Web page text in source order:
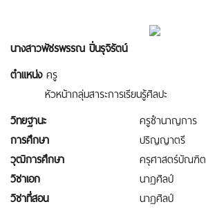
นางสาวพัชรพรรณ ปิ่นรุจิรัตน์
ตำแหน่งครู
หัวหน้ากลุ่มสาระการเรียนรู้ศิลปะ
วิทยฐานะ
ครูชำนาญการ
การศึกษา
ปริญญาตรี
วุฒิการศึกษา
ครุศาสตร์บัณฑิต
วิชาเอก
นาฏศิลป์
วิชาที่สอน
นาฏศิลป์